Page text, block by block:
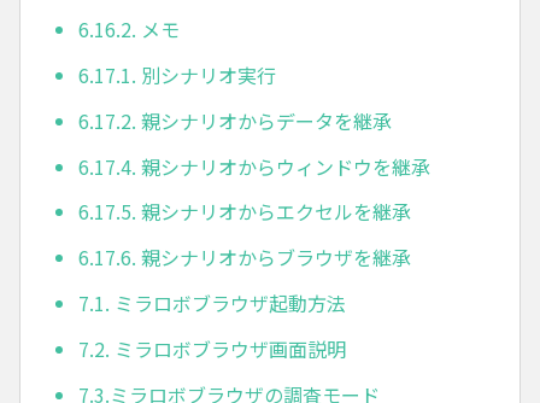
6.16.2. メモ
6.17.1. 別シナリオ実行
6.17.2. 親シナリオからデータを継承
6.17.4. 親シナリオからウィンドウを継承
6.17.5. 親シナリオからエクセルを継承
6.17.6. 親シナリオからブラウザを継承
7.1. ミラロボブラウザ起動方法
7.2. ミラロボブラウザ画面説明
7.3.ミラロボブラウザの調査モード